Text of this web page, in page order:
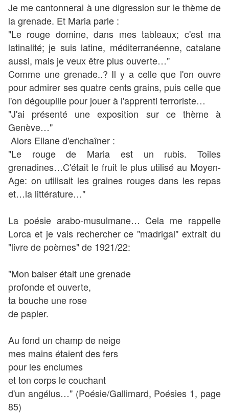
Je me cantonnerai à une digression sur le thème de
la grenade. Et Maria parle :
"Le rouge domine, dans mes tableaux; c'est ma
latinalité; je suis latine, méditerranéenne, catalane
aussi, mais je veux être plus ouverte…"
Comme une grenade..? Il y a celle que l'on ouvre
pour admirer ses quatre cents grains, puis celle que
l'on dégoupille pour jouer à l'apprenti terroriste…
"J'ai présenté une exposition sur ce thème à
Genève…"
Alors Eliane d'enchaîner :
"Le rouge de Maria est un rubis. Toiles
grenadines…C'était le fruit le plus utilisé au Moyen-
Age: on utilisait les graines rouges dans les repas
et…la littérature…"
La poésie arabo-musulmane… Cela me rappelle
Lorca et je vais rechercher ce "madrigal" extrait du
"livre de poèmes" de 1921/22:
"Mon baiser était une grenade
profonde et ouverte,
ta bouche une rose
de papier.
Au fond un champ de neige
mes mains étaient des fers
pour les enclumes
et ton corps le couchant
d'un angélus…" (Poésie/Gallimard, Poésies 1, page
85)